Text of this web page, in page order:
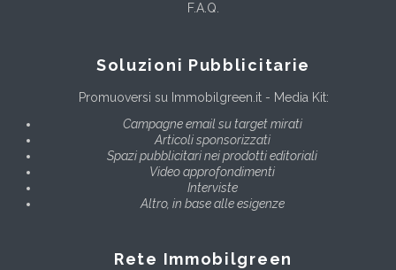
F.A.Q.
Soluzioni Pubblicitarie
Promuoversi su Immobilgreen.it - Media Kit:
Campagne email su target mirati
Articoli sponsorizzati
Spazi pubblicitari nei prodotti editoriali
Video approfondimenti
Interviste
Altro, in base alle esigenze
Rete Immobilgreen